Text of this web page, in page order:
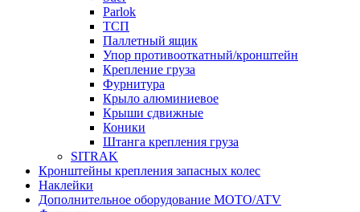
Parlok
ТСП
Паллетный ящик
Упор противооткатный/кронштейн
Крепление груза
Фурнитура
Крыло алюминиевое
Крыши сдвижные
Коники
Штанга крепления груза
SITRAK
Кронштейны крепления запасных колес
Наклейки
Дополнительное оборудование MOTO/ATV